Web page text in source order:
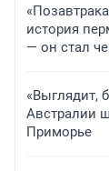
история
— он стал
«Выглядит,
Австралии
Приморье